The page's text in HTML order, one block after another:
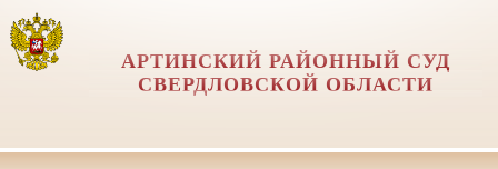
АРТИНСКИЙ РАЙОННЫЙ СУД
СВЕРДЛОВСКОЙ ОБЛАСТИ